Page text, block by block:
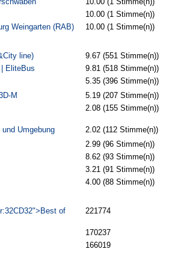
10.00 (1 Stimme(n))
Weingarten (RAB) 10.00 (1 Stimme(n))
line) 9.67 (551 Stimme(n))
EliteBus 9.81 (518 Stimme(n))
5.35 (396 Stimme(n))
M 5.19 (207 Stimme(n))
2.08 (155 Stimme(n))
Umgebung 2.02 (112 Stimme(n))
2.99 (96 Stimme(n))
8.62 (93 Stimme(n))
3.21 (91 Stimme(n))
4.00 (88 Stimme(n))
of
221774
170237
166019